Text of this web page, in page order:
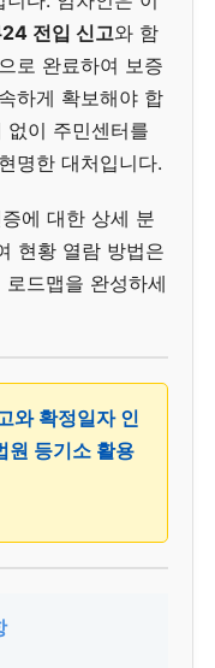
전입 신고와 함
로 완료하여 보증
하게 확보해야 합
없이 주민센터를
명한 대처입니다.
에 대한 상세 분
현황 열람 방법은
드맵을 완성하세
와 확정일자 인
원 등기소 활용